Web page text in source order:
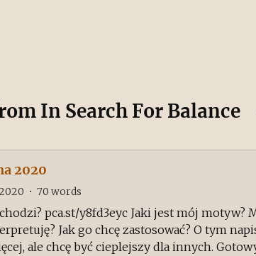
In Search For Balance
2020
• 70 words
pca.st/y8fd3eyc Jaki jest mój motyw?
Jak go chcę zastosować? O tym
ale chcę być cieplejszy dla innych.